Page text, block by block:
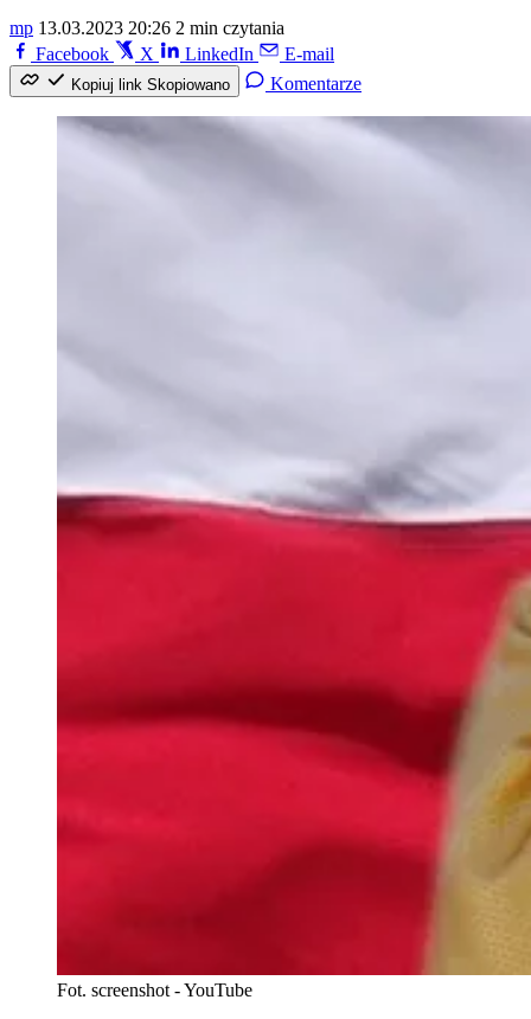
mp 13.03.2023 20:26 2 min czytania
Facebook
X LinkedIn E-mail
Kopiuj link Skopiowano Komentarze
Fot. screenshot - YouTube